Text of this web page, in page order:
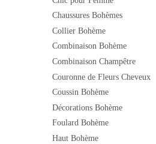
Chaussures Bohèmes
Collier Bohème
Combinaison Bohème
Combinaison Champêtre
Couronne de Fleurs Cheveux
Coussin Bohème
Décorations Bohème
Foulard Bohème
Haut Bohème